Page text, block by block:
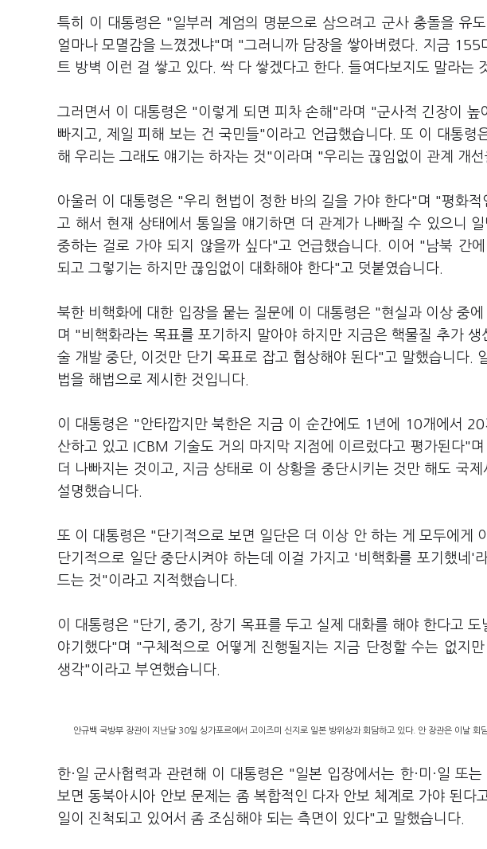
특히 이 대통령은 "일부러 계엄의 명분으로 삼으려고 군사 충돌을 유
얼마나 모멸감을 느꼈겠냐"며 "그러니까 담장을 쌓아버렸다. 지금
트 방벽 이런 걸 쌓고 있다. 싹 다 쌓겠다고 한다. 들여다보지도 말라는
그러면서 이 대통령은 "이렇게 되면 피차 손해"라며 "군사적 긴장이
빠지고, 제일 피해 보는 건 국민들"이라고 언급했습니다. 또 이 대통령
해 우리는 그래도 얘기는 하자는 것"이라며 "우리는 끊임없이 관계 개
아울러 이 대통령은 "우리 헌법이 정한 바의 길을 가야 한다"며 "평화
고 해서 현재 상태에서 통일을 얘기하면 더 관계가 나빠질 수 있으니
중하는 걸로 가야 되지 않을까 싶다"고 언급했습니다. 이어 "남북 간
되고 그렇기는 하지만 끊임없이 대화해야 한다"고 덧붙였습니다.
북한 비핵화에 대한 입장을 뭍는 질문에 이 대통령은 "현실과 이상 중
며 "비핵화라는 목표를 포기하지 말아야 하지만 지금은 핵물질 추가
술 개발 중단, 이것만 단기 목표로 잡고 협상해야 된다"고 말했습니다.
법을 해법으로 제시한 것입니다.
이 대통령은 "안타깝지만 북한은 지금 이 순간에도 1년에 10개에서
산하고 있고 ICBM 기술도 거의 마지막 지점에 이르렀다고 평가된다"
더 나빠지는 것이고, 지금 상태로 이 상황을 중단시키는 것만 해도 국
설명했습니다.
또 이 대통령은 "단기적으로 보면 일단은 더 이상 안 하는 게 모두에게
단기적으로 일단 중단시켜야 하는데 이걸 가지고 '비핵화를 포기했네'
드는 것"이라고 지적했습니다.
이 대통령은 "단기, 중기, 장기 목표를 두고 실제 대화를 해야 한다고
야기했다"며 "구체적으로 어떻게 진행될지는 지금 단정할 수는 없지
생각"이라고 부연했습니다.
안규백 국방부 장관이 지난달 30일 싱가포르에서 고이즈미 신지로 일본 방위상과 회담하고 있다. 안 장관은 이날
한·일 군사협력과 관련해 이 대통령은 "일본 입장에서는 한·미·일 또
보면 동북아시아 안보 문제는 좀 복합적인 다자 안보 체계로 가야 된
일이 진척되고 있어서 좀 조심해야 되는 측면이 있다"고 말했습니다.